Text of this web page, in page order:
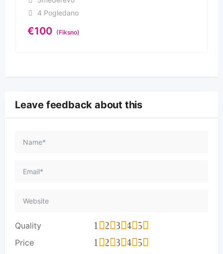
4 Pogledano
€100 (Fiksno)
Leave feedback about this
Quality 5
4
3
2
1
Price 5
4
3
2
1